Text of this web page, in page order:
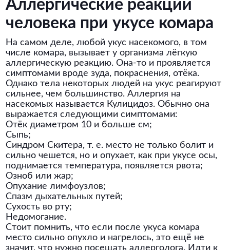
Аллергические реакции
человека при укусе комара
На самом деле, любой укус насекомого, в том
числе комара, вызывает у организма лёгкую
аллергическую реакцию. Она-то и проявляется
симптомами вроде зуда, покраснения, отёка.
Однако тела некоторых людей на укус реагируют
сильнее, чем большинство. Аллергия на
насекомых называется Кулицидоз. Обычно она
выражается следующими симптомами:
Отёк диаметром 10 и больше см;
Сыпь;
Синдром Скитера, т. е. место не только болит и
сильно чешется, но и опухает, как при укусе осы,
поднимается температура, появляется рвота;
Озноб или жар;
Опухание лимфоузлов;
Спазм дыхательных путей;
Сухость во рту;
Недомогание.
Стоит помнить, что если после укуса комара
место сильно опухло и нагрелось, это ещё не
значит, что нужно посещать аллерголога. Идти к